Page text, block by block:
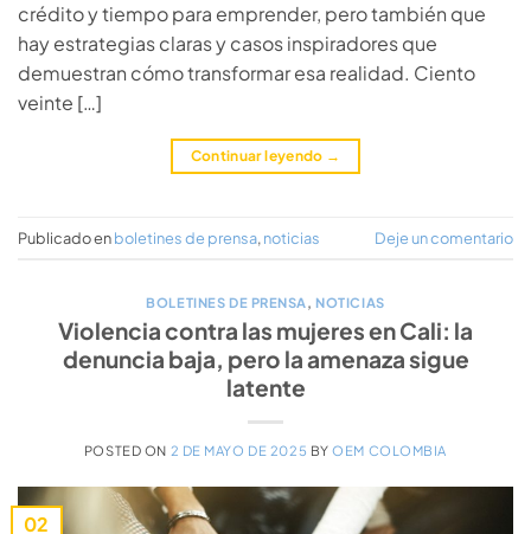
crédito y tiempo para emprender, pero también que
hay estrategias claras y casos inspiradores que
demuestran cómo transformar esa realidad. Ciento
veinte […]
Continuar leyendo →
Publicado enboletines de prensa, noticias Deje un comentario
BOLETINES DE PRENSA,NOTICIAS
Violencia contra las mujeres en Cali: la
denuncia baja, pero la amenaza sigue
latente
POSTED ON 2 DE MAYO DE 2025 BYOEM COLOMBIA
02